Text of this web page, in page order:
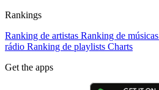
Rankings
Ranking de artistas Ranking de músicas
rádio Ranking de playlists Charts
Get the apps